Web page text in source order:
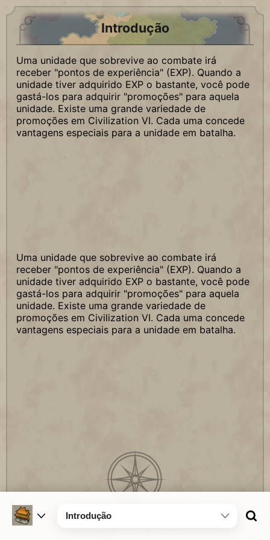
Introdução
Uma unidade que sobrevive ao combate irá
receber "pontos de experiência" (EXP). Quando a
unidade tiver adquirido EXP o bastante, você pode
gastá-los para adquirir "promoções" para aquela
unidade. Existe uma grande variedade de
promoções em Civilization VI. Cada uma concede
vantagens especiais para a unidade em batalha.
Uma unidade que sobrevive ao combate irá
receber "pontos de experiência" (EXP). Quando a
unidade tiver adquirido EXP o bastante, você pode
gastá-los para adquirir "promoções" para aquela
unidade. Existe uma grande variedade de
promoções em Civilization VI. Cada uma concede
vantagens especiais para a unidade em batalha.
Introdução